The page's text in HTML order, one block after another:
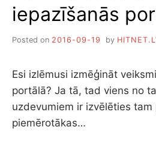
iepazīšanās
Posted on 2016-09-19 by
Esi izlēmusi izmēģināt
portālā? Ja tā, tad viens no
uzdevumiem ir izvēlēties tam
piemērotākas…